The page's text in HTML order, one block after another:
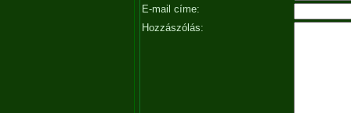
E-mail címe:
Hozzászólás: